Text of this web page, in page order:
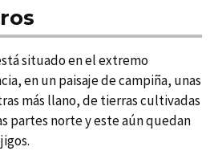
situado en el extremo
en un paisaje de campiña, unas
más llano, de tierras cultivadas
partes norte y este aún quedan